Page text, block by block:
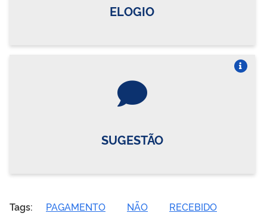
ELOGIO
SUGESTÃO
Tags: PAGAMENTO NÃO RECEBIDO